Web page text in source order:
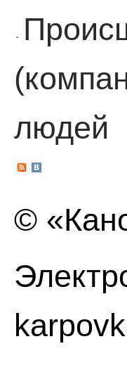
·
людей
©